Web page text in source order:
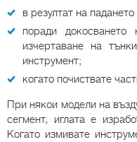
в резултат на
поради докосването
изчертаване на
инструмент;
когато почиствате
При някои модели на
сегмент, иглата е
Когато измивате